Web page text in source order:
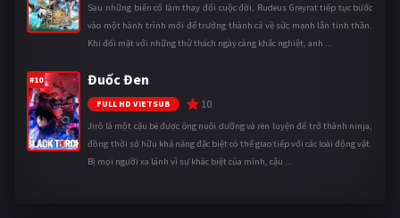
Sau những biến cố làm thay đổi cuộc đời, Rudeus Greyrat tiếp tục bước
vào một hành trình mới để trưởng thành cả về sức mạnh lẫn tinh thần.
Khi đối mặt với những thử thách ngày càng khắc nghiệt, anh ...
#10 Đuốc Đen
FULL HD VIETSUB 10
Jirô là một cậu bé được ông nuôi dưỡng và rèn luyện để trở thành ninja,
đồng thời sở hữu khả năng đặc biệt có thể giao tiếp với các loài động vật.
Bị mọi người xa lánh vì sự khác biệt của mình, cậu ...